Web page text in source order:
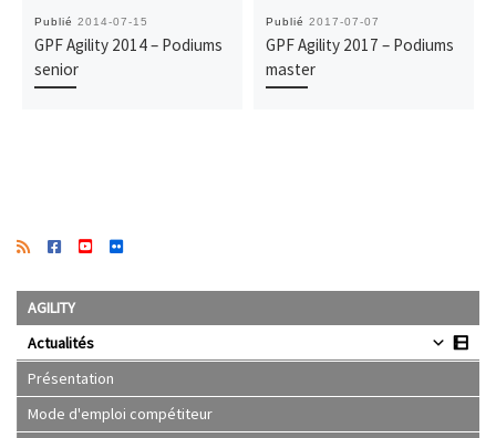
Publié 2014-07-15
GPF Agility 2014 – Podiums
senior
Publié 2017-07-07
GPF Agility 2017 – Podiums
master
AGILITY
Actualités
Présentation
Mode d'emploi compétiteur